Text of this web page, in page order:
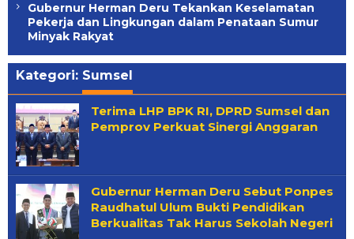
Gubernur Herman Deru Tekankan Keselamatan
Pekerja dan Lingkungan dalam Penataan Sumur
Minyak Rakyat
Kategori: Sumsel
Terima LHP BPK RI, DPRD Sumsel dan
Pemprov Perkuat Sinergi Anggaran
Gubernur Herman Deru Sebut Ponpes
Raudhatul Ulum Bukti Pendidikan
Berkualitas Tak Harus Sekolah Negeri